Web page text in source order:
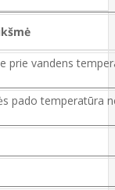
prie vandens
pado temperatūra